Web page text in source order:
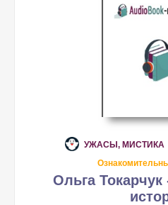
УЖАСЫ, МИСТИКА
Ольга